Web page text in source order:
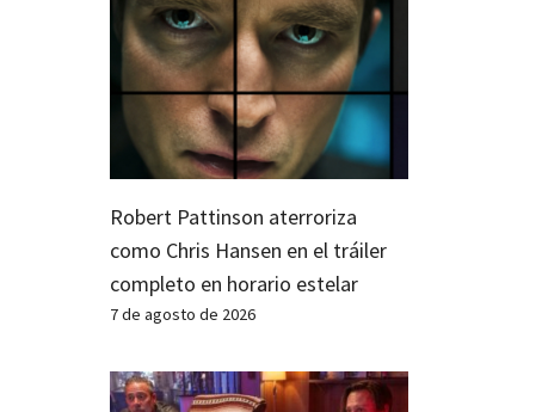
Robert Pattinson aterroriza
como Chris Hansen en el tráiler
completo en horario estelar
7 de agosto de 2026